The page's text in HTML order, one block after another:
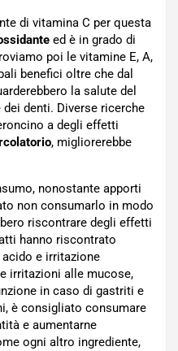
di vitamina C per questa
ed è in grado di
poi le vitamine E, A,
benefici oltre che dal
la salute del
denti. Diverse ricerche
a degli effetti
, migliorerebbe
nonostante apporti
non consumarlo in modo
riscontrare degli effetti
hanno riscontrato
acido e irritazione
irritazioni alle mucose,
in caso di gastriti e
è consigliato consumare
e aumentarne
ogni altro ingrediente,